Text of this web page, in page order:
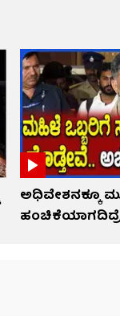
ಅಧಿವೇಶನಕ್ಕೂ
ಹಂಚಿಕೆಯಾಗದಿದ್ರೆ